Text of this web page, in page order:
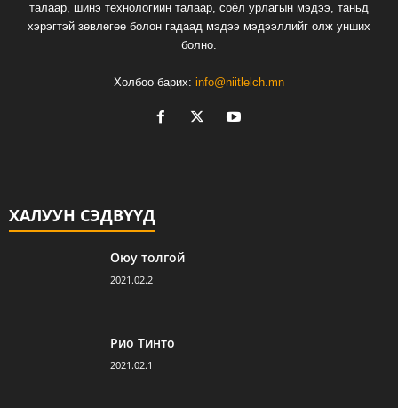
талаар, шинэ технологиин талаар, соёл урлагын мэдээ, таньд
хэрэгтэй зөвлөгөө болон гадаад мэдээ мэдээллийг олж унших
болно.
Холбоо барих: info@niitlelch.mn
ХАЛУУН СЭДВҮҮД
Оюу толгой
2021.02.2
Рио Тинто
2021.02.1